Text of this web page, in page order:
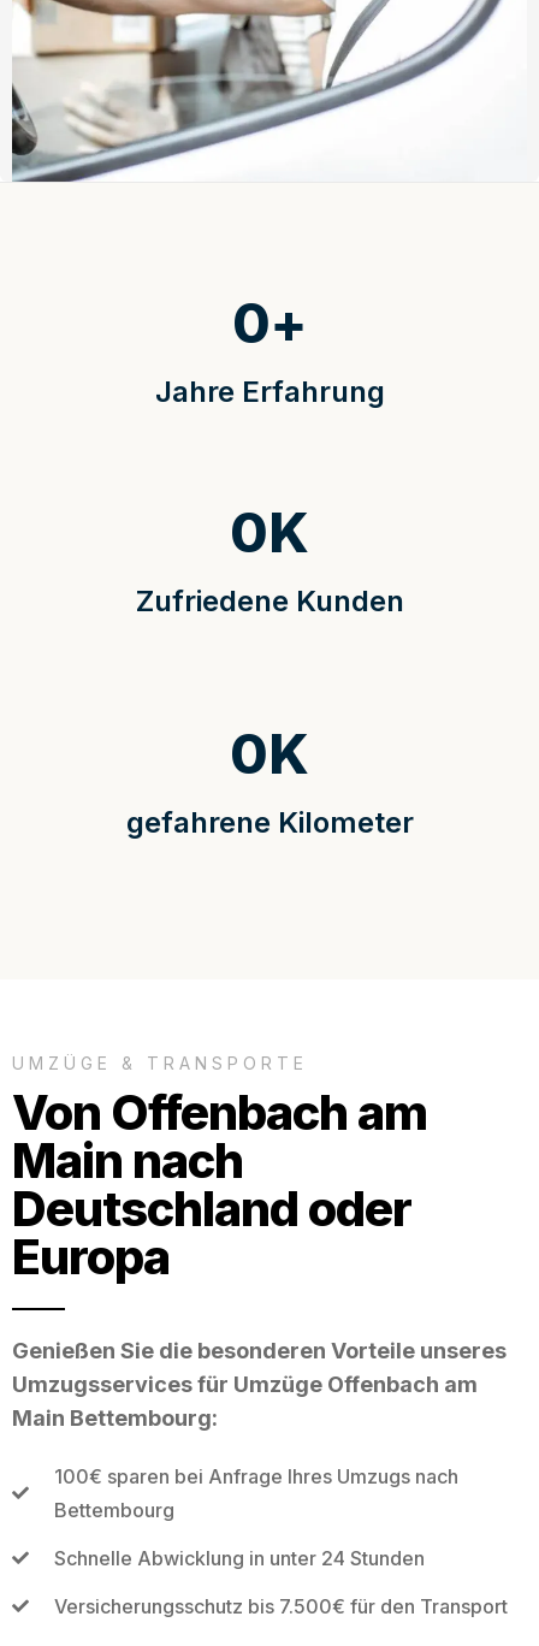
Jahre Erfahrung
0+
Zufriedene Kunden
0K
gefahrene Kilometer
0K
UMZÜGE & TRANSPORTE
Von Offenbach am
Main nach
Deutschland oder
Europa
Genießen Sie die besonderen Vorteile unseres
Umzugsservices für Umzüge Offenbach am
Main Bettembourg:
100€ sparen bei Anfrage Ihres Umzugs nach
Bettembourg
Schnelle Abwicklung in unter 24 Stunden
Versicherungsschutz bis 7.500€ für den Transport